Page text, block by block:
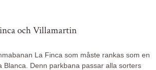
och Villamartin
La Finca som måste rankas som en
Blanca. Denn parkbana passar alla sorters